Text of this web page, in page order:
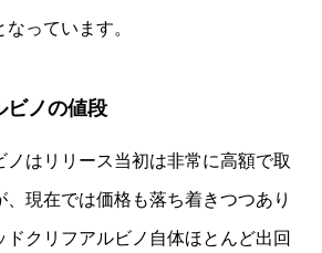
っています。
ビノの値段
ノはリリース当初は非常に高額で取
、現在では価格も落ち着きつつあり
ドクリフアルビノ自体ほとんど出回